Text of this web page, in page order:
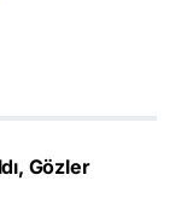
Gözler